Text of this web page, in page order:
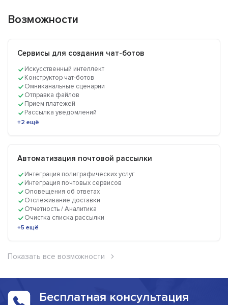
Возможности
Сервисы для создания чат-ботов
Искусственный интеллект
Конструктор чат-ботов
Омниканальные сценарии
Отправка файлов
Прием платежей
Рассылка уведомлений
+2 ещё
Автоматизация почтовой рассылки
Интеграция полиграфических услуг
Интеграция почтовых сервисов
Оповещения об ответах
Отслеживание доставки
Отчетность / Аналитика
Очистка списка рассылки
+5 ещё
Показать все возможности
Бесплатная консультация